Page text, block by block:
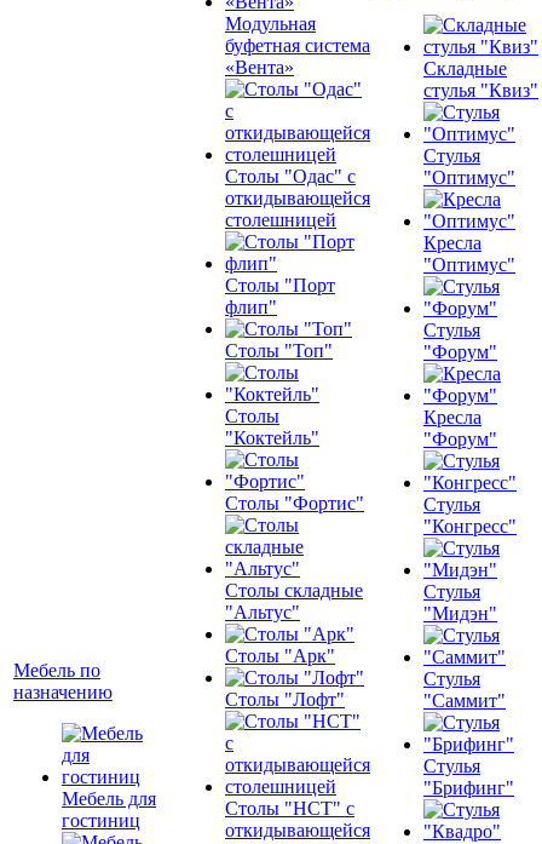
Мебель по
назначению
Мебель для
гостиниц
Модульная
буфетная система
«Вента»
Столы "Одас" с
откидывающейся
столешницей
Столы "Порт
флип"
Столы "Топ"
Столы
"Коктейль"
Столы "Фортис"
Столы складные
"Альтус"
Столы "Арк"
Столы "Лофт"
Столы "НСТ" с
откидывающейся
Складные
стулья "Квиз"
Стулья
"Оптимус"
Кресла
"Оптимус"
Стулья
"Форум"
Кресла
"Форум"
Стулья
"Конгресс"
Стулья
"Мидэн"
Стулья
"Саммит"
Стулья
"Брифинг"